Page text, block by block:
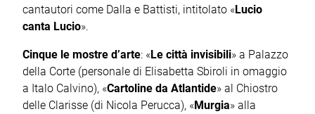
cantautori come Dalla e Battisti, intitolato «Lucio
canta Lucio».
Cinque le mostre d’arte: «Le città invisibili» a Palazzo
della Corte (personale di Elisabetta Sbiroli in omaggio
a Italo Calvino), «Cartoline da Atlantide» al Chiostro
delle Clarisse (di Nicola Perucca), «Murgia» alla